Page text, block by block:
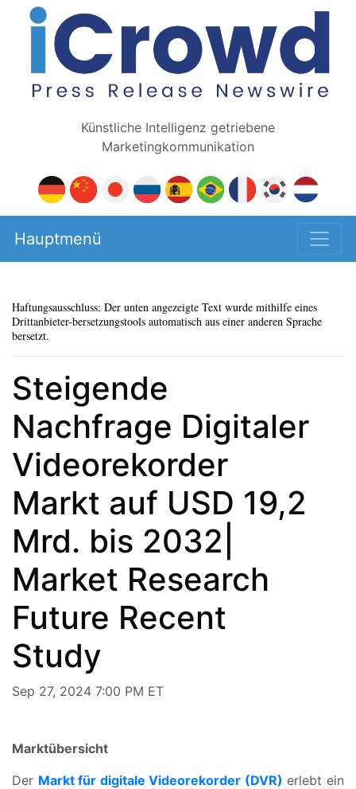
Künstliche Intelligenz getriebene
Marketingkommunikation
Hauptmenü
Haftungsausschluss: Der unten angezeigte Text wurde mithilfe eines
Drittanbieter-bersetzungstools automatisch aus einer anderen Sprache
bersetzt.
Steigende
Nachfrage Digitaler
Videorekorder
Markt auf USD 19,2
Mrd. bis 2032|
Market Research
Future Recent
Study
Sep 27, 2024 7:00 PM ET
Marktübersicht
Der Markt für digitale Videorekorder (DVR) erlebt ein